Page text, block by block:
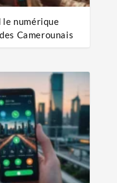
le numérique
Camerounais